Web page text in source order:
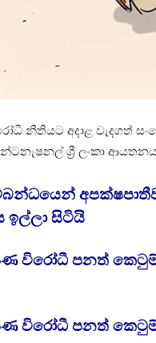
නීතියට අදාළ වැදගත්
ශ්‍රී ලංකා
ඉල්ලා සිටියි
විරෝධී පනත්
විරෝධී පනත්